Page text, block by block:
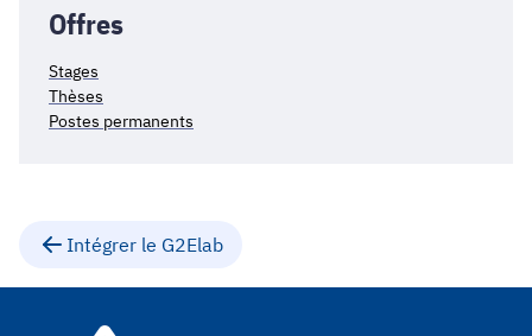
Offres
Stages
Thèses
Postes permanents
Intégrer le G2Elab